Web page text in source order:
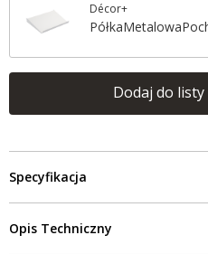
Décor+
Dodaj do
Specyfikacja
Opis Techniczny